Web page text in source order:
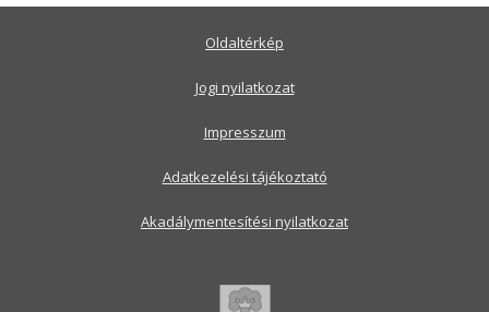
Oldaltérkép
Jogi nyilatkozat
Impresszum
Adatkezelési tájékoztató
Akadálymentesítési nyilatkozat